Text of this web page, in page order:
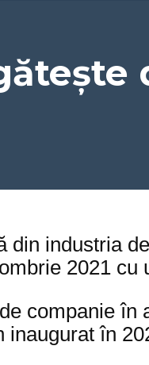
industria
2021 cu
companie
în